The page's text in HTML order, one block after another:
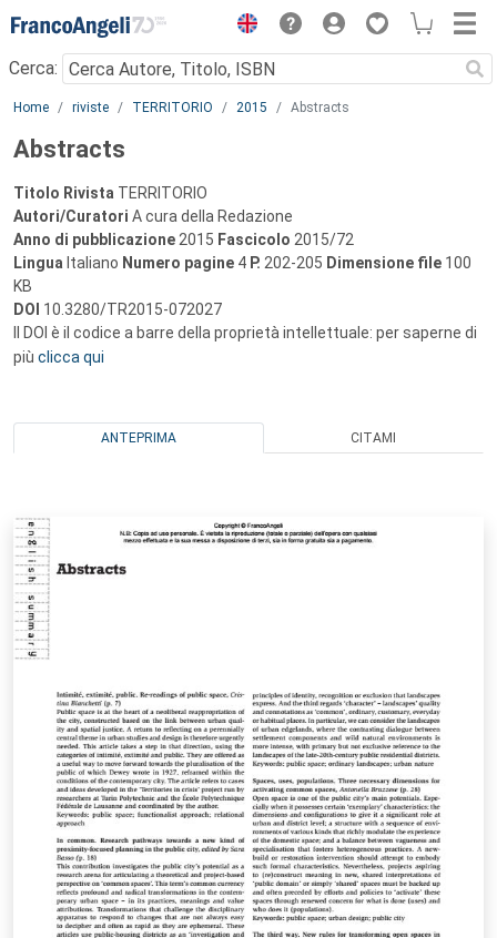
Menu
Cerca:
Main content
Home riviste TERRITORIO 2015 Abstracts
Abstracts
Titolo Rivista TERRITORIO
Autori/Curatori A cura della Redazione
Anno di pubblicazione 2015 Fascicolo 2015/72
Lingua Italiano Numero pagine 4 P. 202-205 Dimensione file 100
KB
DOI 10.3280/TR2015-072027
Il DOI è il codice a barre della proprietà intellettuale: per saperne di
più clicca qui
ANTEPRIMA CITAMI